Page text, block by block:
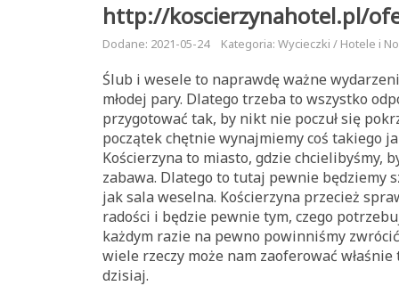
http://koscierzynahotel.pl/
Dodane: 2021-05-24 Kategoria: Wycieczki / Hotele i
Ślub i wesele to naprawdę ważne
młodej pary. Dlatego trzeba to wszystko
przygotować tak, by nikt nie poczuł się
początek chętnie wynajmiemy coś takiego
Kościerzyna to miasto, gdzie chcielibyśmy,
zabawa. Dlatego to tutaj pewnie będziemy
jak sala weselna. Kościerzyna przecież
radości i będzie pewnie tym, czego
każdym razie na pewno powinniśmy
wiele rzeczy może nam zaoferować
dzisiaj.